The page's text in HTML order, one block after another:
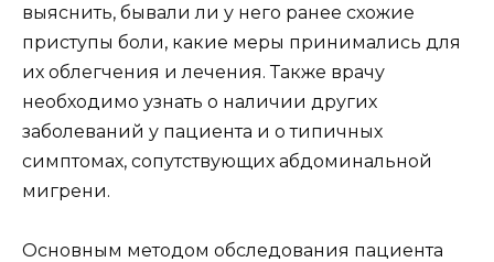
выяснить, бывали ли у него ранее схожие
приступы боли, какие меры принимались для
их облегчения и лечения. Также врачу
необходимо узнать о наличии других
заболеваний у пациента и о типичных
симптомах, сопутствующих абдоминальной
мигрени.
Основным методом обследования пациента